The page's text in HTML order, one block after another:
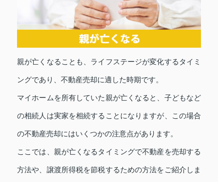
親が亡くなることも、ライフステージが変化するタイミ
ングであり、不動産売却に適した時期です。
マイホームを所有していた親が亡くなると、子どもなど
の相続人は実家を相続することになりますが、この場合
の不動産売却にはいくつかの注意点があります。
ここでは、親が亡くなるタイミングで不動産を売却する
方法や、譲渡所得税を節税するための方法をご紹介しま